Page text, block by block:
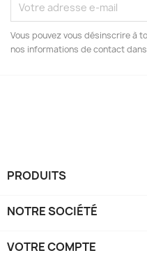
Vous pouvez vous désinscrire à
nos informations de contact
PRODUITS
NOTRE SOCIÉTÉ
VOTRE COMPTE